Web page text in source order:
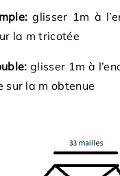
glisser 1m à
la m tricotée
glisser 1m à
sur la m obtenue